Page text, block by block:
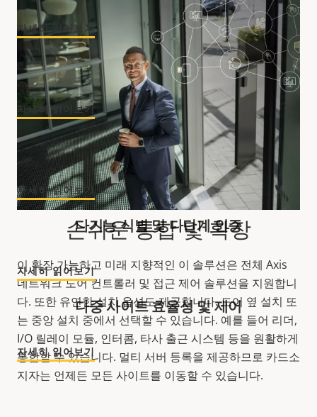
손쉬운 통합 및 확장
이 확장 가능하고 미래 지향적인 이 솔루션은 전체 Axis
네트워크 도어 컨트롤러 및 접근 제어 솔루션을 지원합니
다. 또한 유연한 설치 옵션도 제공합니다. 도어 옆 설치 또
는 중앙 설치 중에서 선택할 수 있습니다. 예를 들어 리더,
I/O 릴레이 모듈, 인터콤, 타사 출근 시스템 등을 원활하게
통합할 수 있습니다. 멀티 서버 등록을 제공하므로 카드소
지자는 언제든 모든 사이트를 이동할 수 있습니다.
자세히 읽어보기
도어 출입 이벤트 조사
자세히 읽어보기
도어 출입 이벤트 발생 시 자동 대응
자세히 읽어보기
다기능 식별 및 다단계 인증
자세히 읽어보기
다중 사이트 효율성 및 제어
자세히 읽어보기